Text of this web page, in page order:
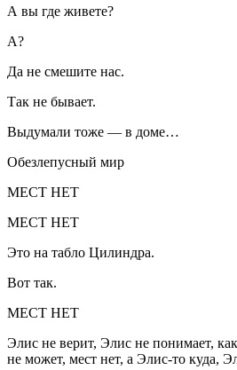
А вы где живете?
А?
Да не смешите нас.
Так не бывает.
Выдумали тоже — в доме…
Обезлепусный мир
МЕСТ НЕТ
МЕСТ НЕТ
Это на табло Цилиндра.
Вот так.
МЕСТ НЕТ
Элис не верит, Элис не понимает,
не может, мест нет, а Элис-то куда,